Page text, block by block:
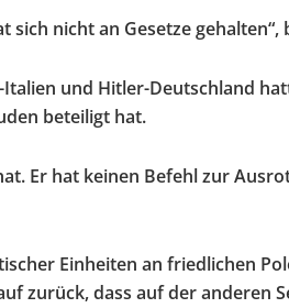
nicht an Gesetze gehalten“,
und Hitler-Deutschland
beteiligt hat.
Er hat keinen Befehl zur
Einheiten an friedlichen
zurück, dass auf der anderen